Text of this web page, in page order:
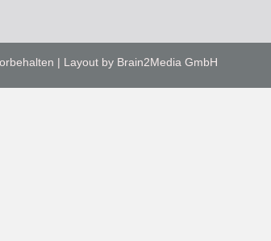
| Layout by Brain2Media GmbH